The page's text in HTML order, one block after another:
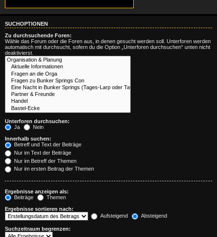
SUCHOPTIONEN
Zu durchsuchende Foren:
Wähle das Forum oder die Foren aus, in denen gesucht werden soll. Unterforen werden
automatisch mit durchsucht, sofern du die Option „Unterforen durchsuchen“ unten nicht
deaktivierst.
Unterforen durchsuchen:
Ja
Nein
Innerhalb suchen:
Betreff und Text der Beiträge
Nur im Text der Beiträge
Nur im Betreff der Themen
Nur im ersten Beitrag der Themen
Ergebnisse anzeigen als:
Beiträge
Themen
Ergebnisse sortieren nach:
Aufsteigend
Absteigend
Suchzeitraum begrenzen: